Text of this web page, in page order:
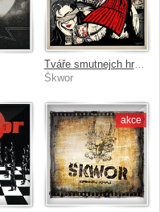
Tváře smutnejch hrdinů
Škwor
akce